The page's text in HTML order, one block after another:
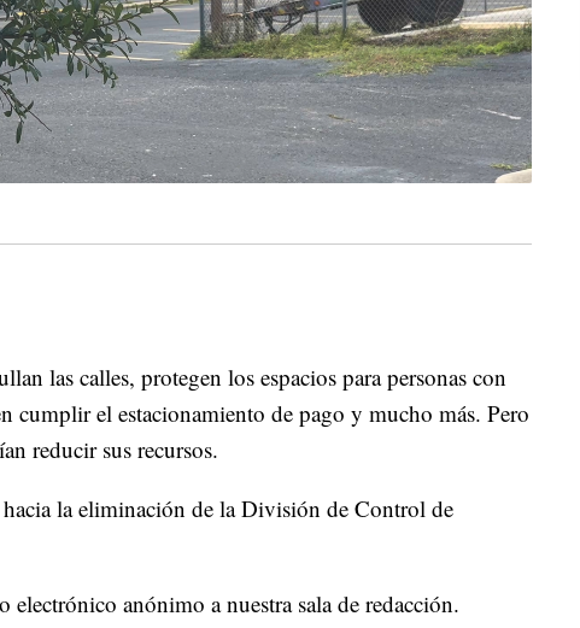
las calles, protegen los espacios para personas con
cumplir el estacionamiento de pago y mucho más. Pero
reducir sus recursos.
la eliminación de la División de Control de
electrónico anónimo a nuestra sala de redacción.